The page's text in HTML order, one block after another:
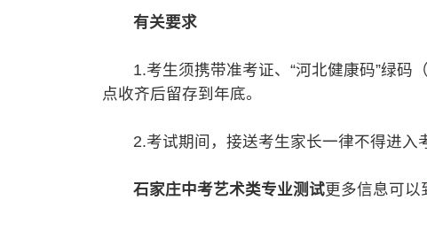
有关要求
1.考生须携带准考证、“河北健康码”绿码
点收齐后留存到年底。
2.考试期间，接送考生家长一律不得进入
石家庄中考艺术类专业测试更多信息可以